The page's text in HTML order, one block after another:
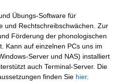
Übungs-Software für
und Rechtschreibschwächen. Zur
Förderung der phonologischen
Kann auf einzelnen PCs uns im
Server und NAS) installiert
auch Terminal-Server. Die
finden Sie hier.